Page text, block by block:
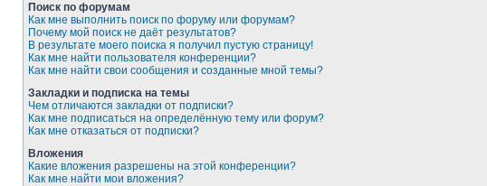
Поиск по форумам
Как мне выполнить поиск по форуму или форумам?
Почему мой поиск не даёт результатов?
В результате моего поиска я получил пустую страницу!
Как мне найти пользователя конференции?
Как мне найти свои сообщения и созданные мной темы?
Закладки и подписка на темы
Чем отличаются закладки от подписки?
Как мне подписаться на определённую тему или форум?
Как мне отказаться от подписки?
Вложения
Какие вложения разрешены на этой конференции?
Как мне найти мои вложения?